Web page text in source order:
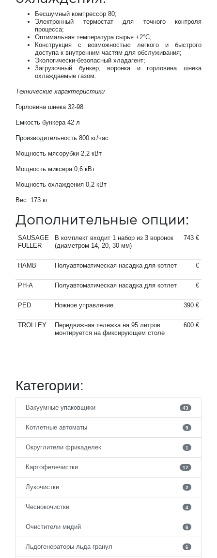
Бесшумный компрессор 80;
Электронный термостат для точного контроля
процесса;
Оптимальная температура сырья +2°С;
Конструкция с возможностью легкого и быстрого
доступа к внутренним частям для обслуживания;
Экологически-безопасный хладагент;
Загрузочный бункер, воронка и горловина шнека
охлаждаемые газом.
Технические характеристики
Горловина шнека 32-98
Емкость бункера 42 л
Производительность 800 кг/час
Мощность мясорубки 2,2 кВт
Мощность миксера 0,6 кВт
Мощность охлаждения 0,2 кВт
Вес: 173 кг
Дополнительные опции:
SAUSAGE
FULLER
В комплект входит 1 набор из 3 воронок
(диаметром 14, 20, 30 мм)
743 €
HAMB Полуавтоматическая насадка для котлет €
PH-A Полуавтоматическая насадка для котлет €
PED Ножное управление. 390 €
TROLLEY
Передвижная тележка на 95 литров
монтируется на фиксирующем столе
600 €
Категории:
Вакуумные упаковщики 43
Котлетные автоматы 9
Округлители фрикаделек 1
Картофелечистки 17
Лукочистки 2
Чеснокочистки 4
Очистители мидий 6
Льдогенераторы льда гранул 6